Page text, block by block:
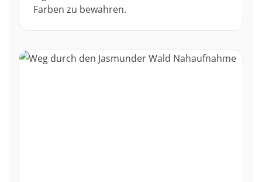
Farben zu bewahren.